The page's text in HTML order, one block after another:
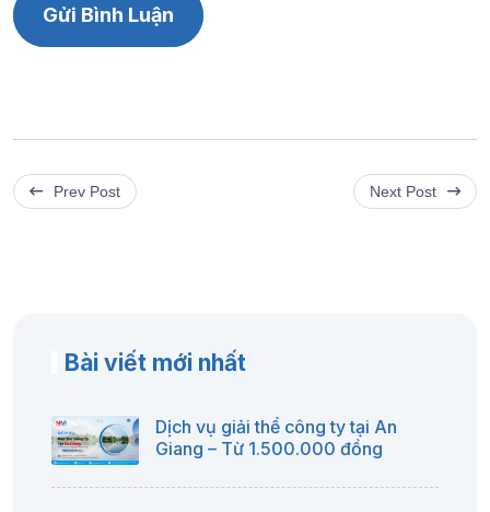
Prev Post Next Post
Bài viết mới nhất
Dịch vụ giải thể công ty tại An
Giang – Từ 1.500.000 đồng